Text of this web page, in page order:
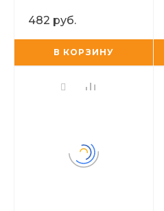
482 руб.
В КОРЗИНУ